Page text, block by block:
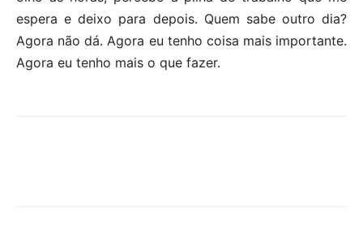
espera e deixo para depois. Quem sabe outro dia?
Agora não dá. Agora eu tenho coisa mais importante.
Agora eu tenho mais o que fazer.